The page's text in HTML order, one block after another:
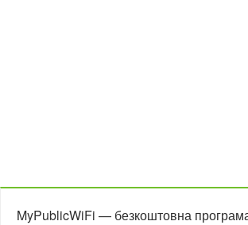
MyPublicWiFi — безкоштовна